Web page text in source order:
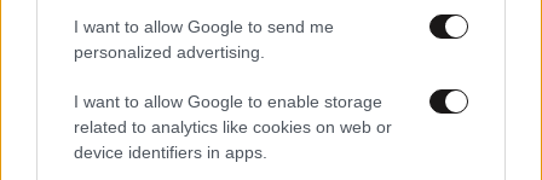
I want to allow Google to send me
personalized advertising.
I want to allow Google to enable storage
related to analytics like cookies on web or
device identifiers in apps.
Με Μητσοτάκη και αυτό!